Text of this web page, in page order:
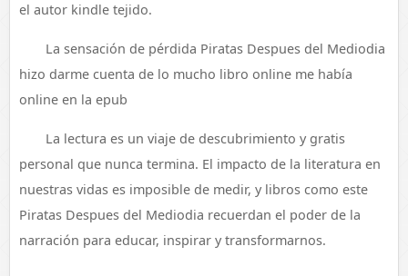
el autor kindle tejido.
La sensación de pérdida Piratas Despues del Mediodia
hizo darme cuenta de lo mucho libro online​ me había
online en la epub
La lectura es un viaje de descubrimiento y gratis
personal que nunca termina. El impacto de la literatura en
nuestras vidas es imposible de medir, y libros como este
Piratas Despues del Mediodia recuerdan el poder de la
narración para educar, inspirar y transformarnos.